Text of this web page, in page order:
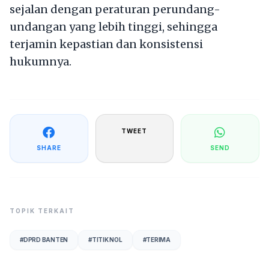
sejalan dengan peraturan perundang-
undangan yang lebih tinggi, sehingga
terjamin kepastian dan konsistensi
hukumnya.
SHARE
TWEET
SEND
TOPIK TERKAIT
#DPRD BANTEN #TITIK NOL #TERIMA